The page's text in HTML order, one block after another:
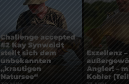
Challenge accepted
#2 Kay Synwoldt
stellt sich dem
unbekannten
„krautigen
Natursee“
Exzellenz
Angler! –
Kobler (Teil